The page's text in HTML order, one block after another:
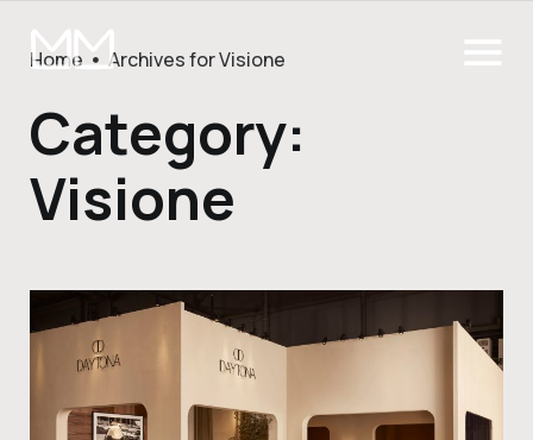
Home Archives for Visione
Category:
Visione